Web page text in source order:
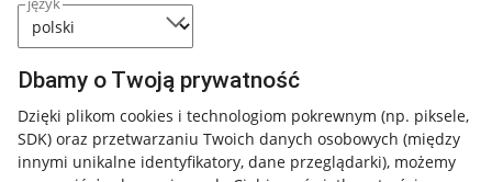
Dbamy o Twoją prywatność
Dzięki plikom cookies i technologiom pokrewnym (np. piksele,
SDK) oraz przetwarzaniu Twoich danych osobowych (między
innymi unikalne identyfikatory, dane przeglądarki), możemy